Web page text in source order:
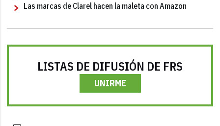
Las marcas de Clarel hacen la maleta con Amazon
LISTAS DE DIFUSIÓN DE FRS
UNIRME